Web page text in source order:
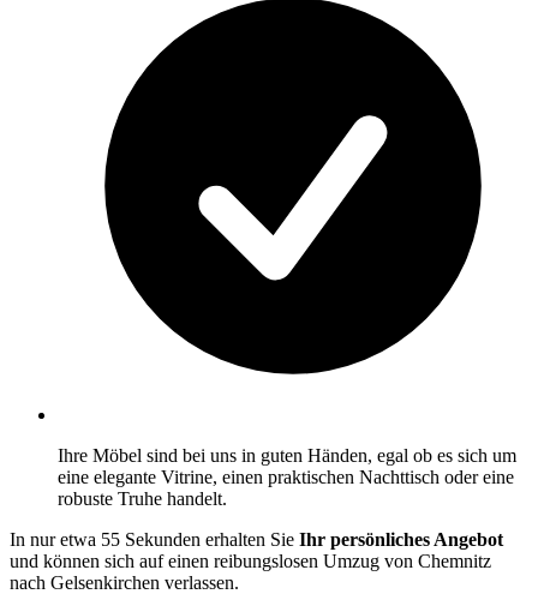
Ihre Möbel sind bei uns in guten Händen, egal ob es sich um
eine elegante Vitrine, einen praktischen Nachttisch oder eine
robuste Truhe handelt.
In nur etwa 55 Sekunden erhalten Sie Ihr persönliches Angebot
und können sich auf einen reibungslosen Umzug von Chemnitz
nach Gelsenkirchen verlassen.